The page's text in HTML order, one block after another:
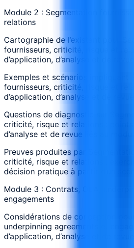
Module 2 : Segmentation
relations
Cartographie de l’existant pour
fournisseurs, criticité, risque et
d’application, d’analyse et de
Exemples et scénarios impliquant
fournisseurs, criticité, risque et
d’application, d’analyse et de
Questions de diagnostic sur
criticité, risque et relations : points
d’analyse et de revue liés au
Preuves produites par
criticité, risque et relations :
décision pratique à partir d’un
Module 3 : Contrats, OLA,
engagements
Considérations de conception
underpinning agreements et
d’application, d’analyse et de